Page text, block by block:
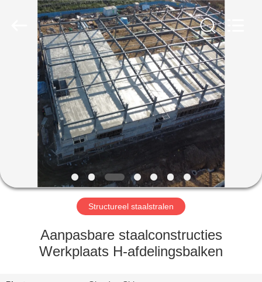
HUIS
PRODUCTEN
VIDEOS
VR-
SHOW
ONGEVEER
Structureel staalstralen
Aanpasbare staalconstructies
Werkplaats H-afdelingsbalken